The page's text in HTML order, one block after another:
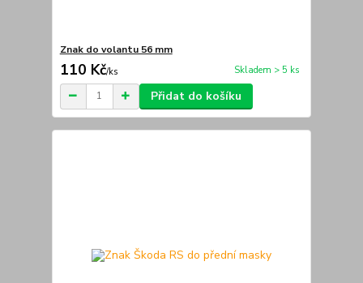
Znak do volantu 56 mm
110 Kč/ks Skladem > 5 ks
Přidat do košíku